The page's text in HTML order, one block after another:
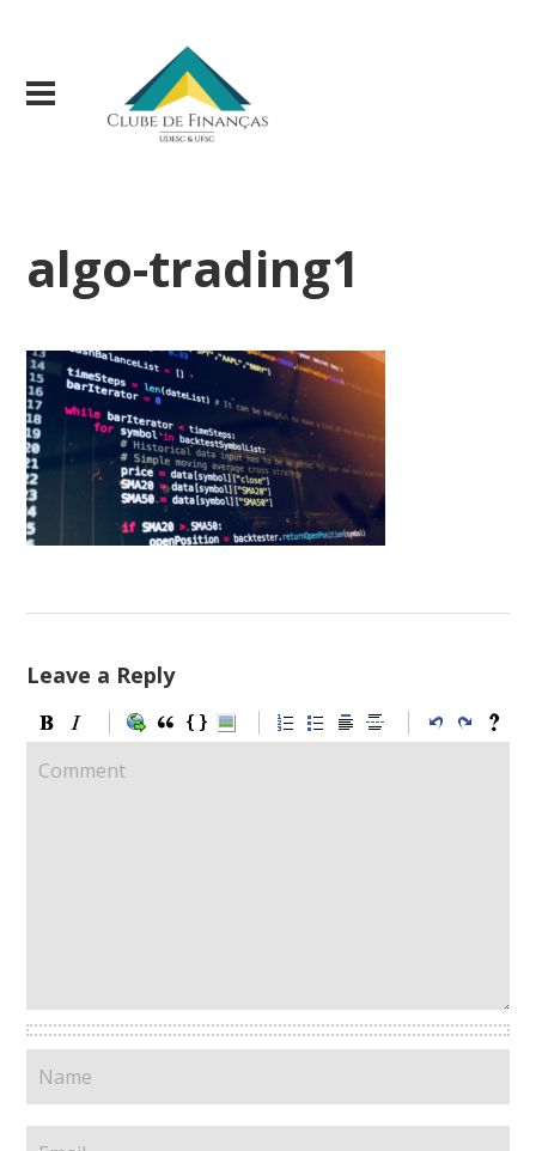
algo-trading1
Leave a Reply